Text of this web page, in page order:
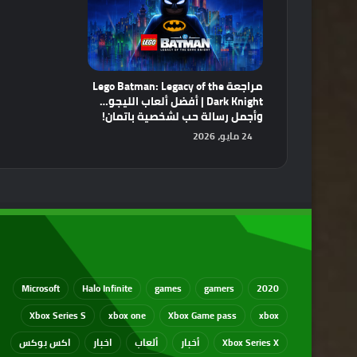
مراجعة Lego Batman: Legacy of the
Dark Knight | أفضل ألعاب الليجو…
وأجمل رسالة حب لشخصية باتمان!
24 مايو، 2026
2020
gamers
games
Halo Infinite
Microsoft
xbox
Xbox Game pass
xbox one
Xbox Series S
Xbox Series X
أخبار ألعاب اخبار اكس بوكس